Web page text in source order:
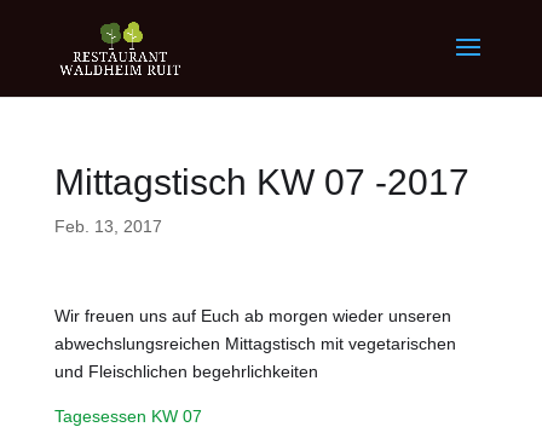
Mittagstisch KW 07 -2017
Feb. 13, 2017
Wir freuen uns auf Euch ab morgen wieder unseren
abwechslungsreichen Mittagstisch mit vegetarischen
und Fleischlichen begehrlichkeiten
Tagesessen KW 07